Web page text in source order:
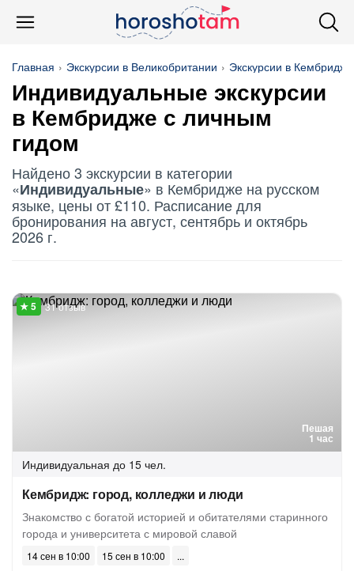
Главная Экскурсии в Великобритании Экскурсии в Кембридже
Индивидуальные экскурсии
в Кембридже с личным
гидом
Найдено 3 экскурсии в категории
«Индивидуальные» в Кембридже на русском
языке, цены от £110. Расписание для
бронирования на август, сентябрь и октябрь
2026 г.
Пешая
1 час
31 отзыв
Индивидуальная до 15 чел.
Кембридж: город, колледжи и люди
Знакомство с богатой историей и обитателями старинного
города и университета с мировой славой
14 сен в 10:00
15 сен в 10:00